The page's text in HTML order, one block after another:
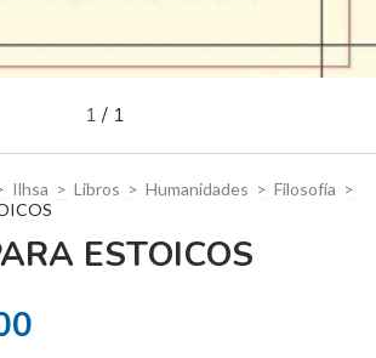
1 / 1
Ilhsa > Libros > Humanidades > Filosofía >
ESTOICOS